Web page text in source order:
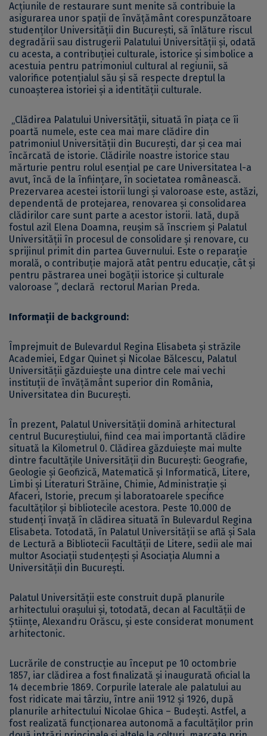
Acțiunile de restaurare sunt menite să contribuie la
asigurarea unor spații de învățământ corespunzătoare
studenților Universității din București, să înlăture riscul
degradării sau distrugerii Palatului Universității și, odată
cu acesta, a contribuției culturale, istorice și simbolice a
acestuia pentru patrimoniul cultural al regiunii, să
valorifice potențialul său și să respecte dreptul la
cunoașterea istoriei și a identității culturale.
„Clădirea Palatului Universității, situată în piața ce îi
poartă numele, este cea mai mare clădire din
patrimoniul Universității din București, dar și cea mai
încărcată de istorie. Clădirile noastre istorice stau
mărturie pentru rolul esențial pe care Universitatea l-a
avut, încă de la înființare, în societatea românească.
Prezervarea acestei istorii lungi și valoroase este, astăzi,
dependentă de protejarea, renovarea și consolidarea
clădirilor care sunt parte a acestor istorii. Iată, după
fostul azil Elena Doamna, reușim să înscriem și Palatul
Universității în procesul de consolidare și renovare, cu
sprijinul primit din partea Guvernului. Este o reparație
morală, o contribuție majoră atât pentru educație, cât și
pentru păstrarea unei bogății istorice și culturale
valoroase ”, declară rectorul Marian Preda.
Informații de background:
Împrejmuit de Bulevardul Regina Elisabeta şi străzile
Academiei, Edgar Quinet și Nicolae Bălcescu, Palatul
Universităţii găzduieşte una dintre cele mai vechi
instituţii de învăţământ superior din România,
Universitatea din București.
În prezent, Palatul Universității domină arhitectural
centrul Bucureștiului, fiind cea mai importantă clădire
situată la Kilometrul 0. Clădirea găzduieşte mai multe
dintre facultăţile Universităţii din Bucureşti: Geografie,
Geologie și Geofizică, Matematică și Informatică, Litere,
Limbi și Literaturi Străine, Chimie, Administrație și
Afaceri, Istorie, precum şi laboratoarele specifice
facultăţilor și bibliotecile acestora. Peste 10.000 de
studenți învață în clădirea situată în Bulevardul Regina
Elisabeta. Totodată, în Palatul Universității se află și Sala
de Lectură a Bibliotecii Facultății de Litere, sedii ale mai
multor Asociații studențești și Asociația Alumni a
Universității din București.
Palatul Universităţii este construit după planurile
arhitectului oraşului și, totodată, decan al Facultăţii de
Ştiinţe, Alexandru Orăscu, și este considerat monument
arhitectonic.
Lucrările de construcție au început pe 10 octombrie
1857, iar clădirea a fost finalizată și inaugurată oficial la
14 decembrie 1869. Corpurile laterale ale palatului au
fost ridicate mai târziu, între anii 1912 şi 1926, după
planurile arhitectului Nicolae Ghica – Budeşti. Astfel, a
fost realizată funcţionarea autonomă a facultăţilor prin